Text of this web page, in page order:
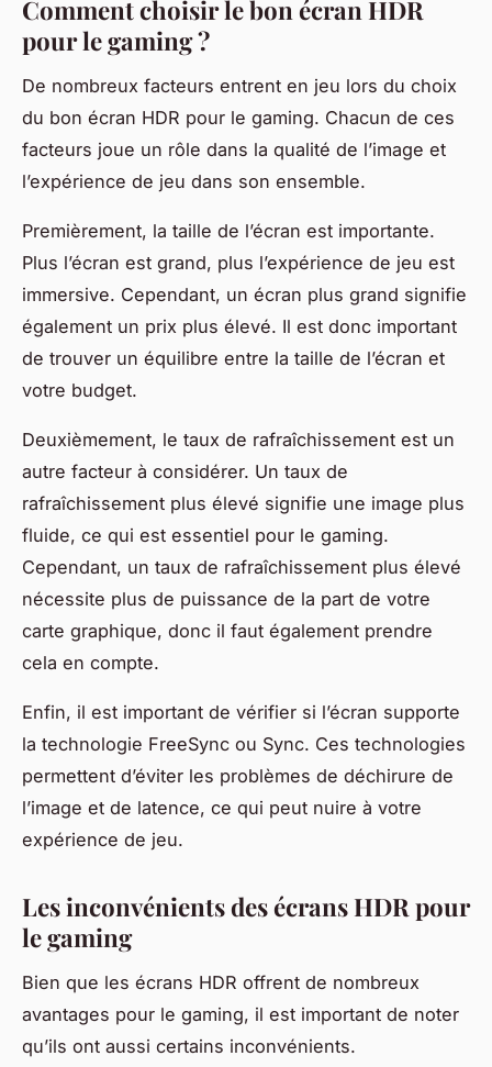
Comment choisir le bon écran HDR
pour le gaming ?
De nombreux facteurs entrent en jeu lors du choix
du bon écran HDR pour le gaming. Chacun de ces
facteurs joue un rôle dans la qualité de l’image et
l’expérience de jeu dans son ensemble.
Premièrement, la taille de l’écran est importante.
Plus l’écran est grand, plus l’expérience de jeu est
immersive. Cependant, un écran plus grand signifie
également un prix plus élevé. Il est donc important
de trouver un équilibre entre la taille de l’écran et
votre budget.
Deuxièmement, le taux de rafraîchissement est un
autre facteur à considérer. Un taux de
rafraîchissement plus élevé signifie une image plus
fluide, ce qui est essentiel pour le gaming.
Cependant, un taux de rafraîchissement plus élevé
nécessite plus de puissance de la part de votre
carte graphique, donc il faut également prendre
cela en compte.
Enfin, il est important de vérifier si l’écran supporte
la technologie FreeSync ou Sync. Ces technologies
permettent d’éviter les problèmes de déchirure de
l’image et de latence, ce qui peut nuire à votre
expérience de jeu.
Les inconvénients des écrans HDR pour
le gaming
Bien que les écrans HDR offrent de nombreux
avantages pour le gaming, il est important de noter
qu’ils ont aussi certains inconvénients.